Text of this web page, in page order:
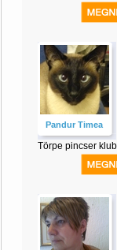
Pandur Timea
Törpe pincser klub